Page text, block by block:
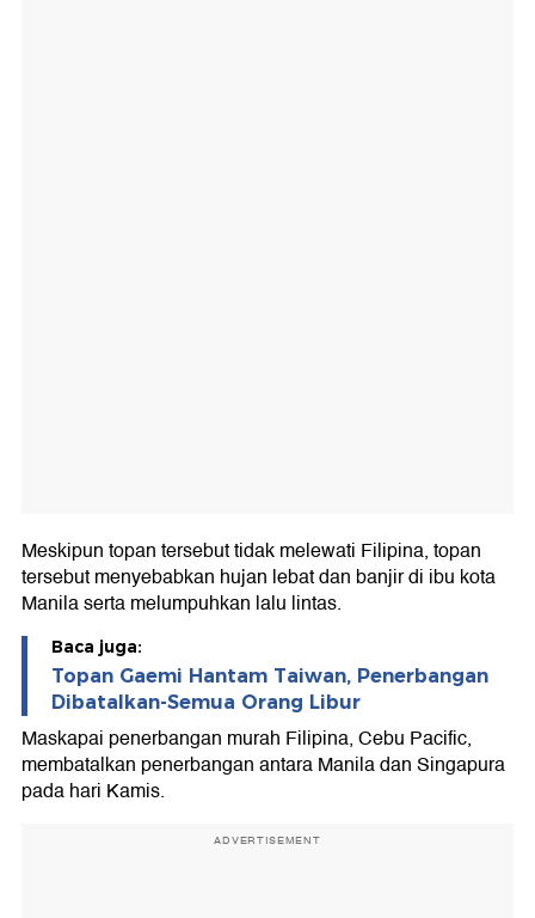
Meskipun topan tersebut tidak melewati Filipina, topan
tersebut menyebabkan hujan lebat dan banjir di ibu kota
Manila serta melumpuhkan lalu lintas.
Baca juga:
Topan Gaemi Hantam Taiwan, Penerbangan
Dibatalkan-Semua Orang Libur
Maskapai penerbangan murah Filipina, Cebu Pacific,
membatalkan penerbangan antara Manila dan Singapura
pada hari Kamis.
ADVERTISEMENT